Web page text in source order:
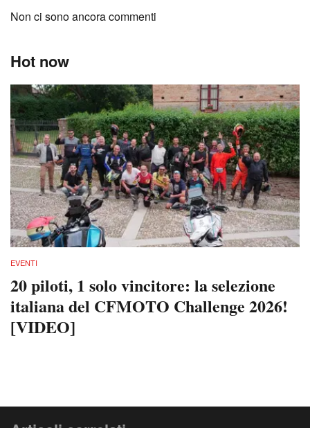
Non ci sono ancora commenti
Hot now
EVENTI
20 piloti, 1 solo vincitore: la selezione
italiana del CFMOTO Challenge 2026!
[VIDEO]